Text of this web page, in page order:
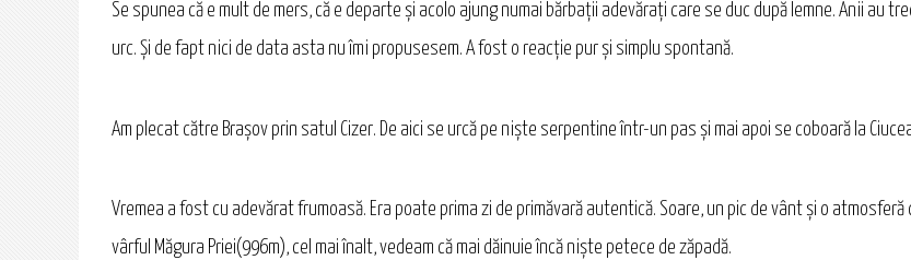
Se spunea că e mult de mers, că e departe şi acolo ajung numai bărbaţii adevăraţi care se duc după lemne. Anii au
urc. Şi de fapt nici de data asta nu îmi propusesem. A fost o reacţie pur şi simplu spontană.
Am plecat către Braşov prin satul Cizer. De aici se urcă pe nişte serpentine într-un pas şi mai apoi se coboară la
Vremea a fost cu adevărat frumoasă. Era poate prima zi de primăvară autentică. Soare, un pic de vânt şi o
vârful Măgura Priei(996m), cel mai înalt, vedeam că mai dăinuie încă nişte petece de zăpadă.